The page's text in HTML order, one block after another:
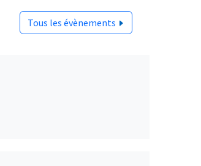
Tous les évènements